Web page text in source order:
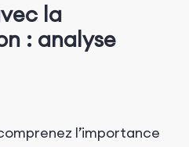
la
: analyse
l’importance